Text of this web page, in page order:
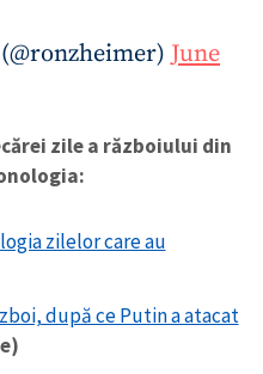
June
zile a războiului din
zilelor care au
după ce Putin a atacat